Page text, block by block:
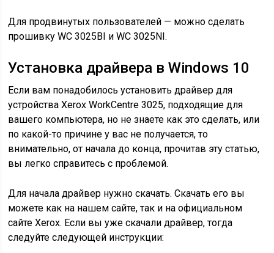
Для продвинутых пользователей — можно сделать
прошивку WC 3025BI и WC 3025NI.
Установка драйвера в Windows 10
Если вам понадобилось установить драйвер для
устройства Xerox WorkCentre 3025, подходящие для
вашего компьютера, но не знаете как это сделать, или
по какой-то причине у вас не получается, то
внимательно, от начала до конца, прочитав эту статью,
вы легко справитесь с проблемой.
Для начала драйвер нужно скачать. Скачать его вы
можете как на нашем сайте, так и на официальном
сайте Xerox. Если вы уже скачали драйвер, тогда
следуйте следующей инструкции: